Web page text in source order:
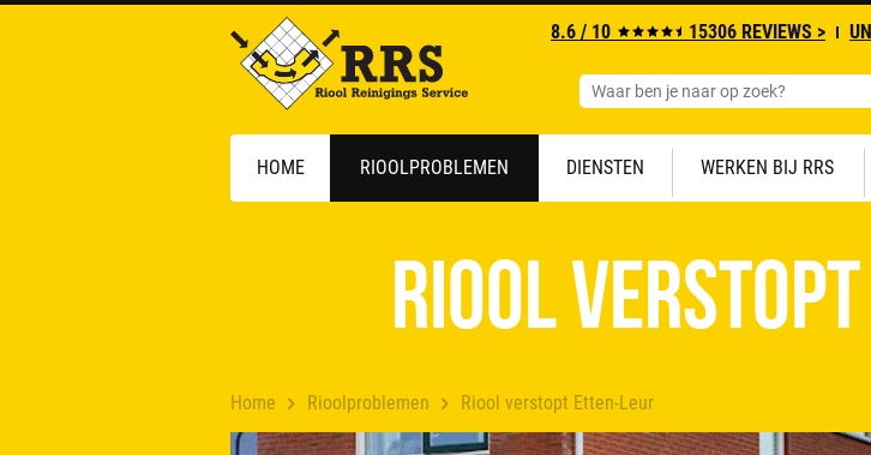
8.6 / 10 15306 REVIEWS >
HOME RIOOLPROBLEMEN DIENSTEN WERKEN BIJ RRS
Home Rioolproblemen Riool verstopt Etten-Leur
Riool